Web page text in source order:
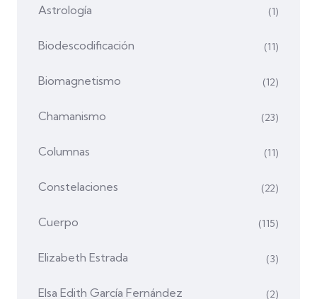
Astrología (1)
Biodescodificación (11)
Biomagnetismo (12)
Chamanismo (23)
Columnas (11)
Constelaciones (22)
Cuerpo (115)
Elizabeth Estrada (3)
Elsa Edith García Fernández (2)